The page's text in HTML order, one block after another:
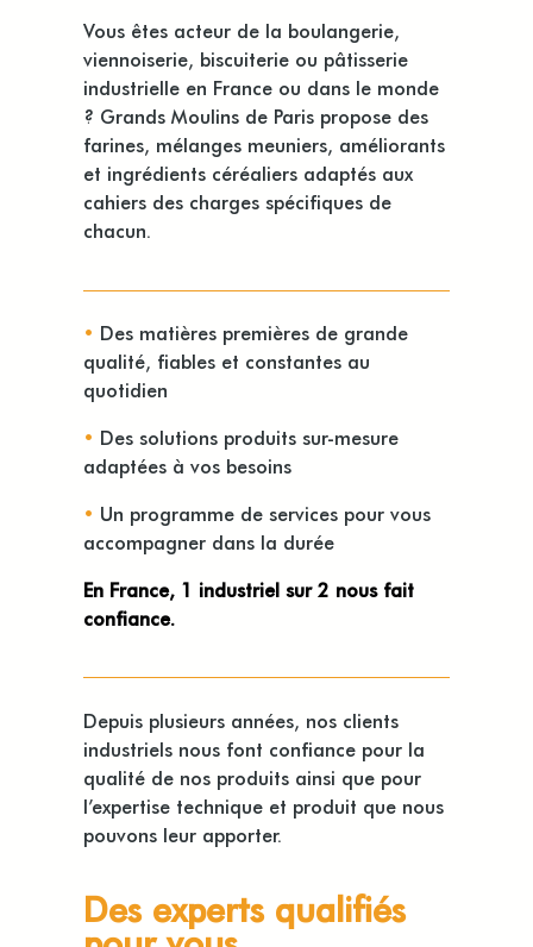
Vous êtes acteur de la boulangerie,
viennoiserie, biscuiterie ou pâtisserie
industrielle en France ou dans le monde
? Grands Moulins de Paris propose des
farines, mélanges meuniers, améliorants
et ingrédients céréaliers adaptés aux
cahiers des charges spécifiques de
chacun.
• Des matières premières de grande
qualité, fiables et constantes au
quotidien
• Des solutions produits sur-mesure
adaptées à vos besoins
• Un programme de services pour vous
accompagner dans la durée
En France, 1 industriel sur 2 nous fait
confiance.
Depuis plusieurs années, nos clients
industriels nous font confiance pour la
qualité de nos produits ainsi que pour
l’expertise technique et produit que nous
pouvons leur apporter.
Des experts qualifiés